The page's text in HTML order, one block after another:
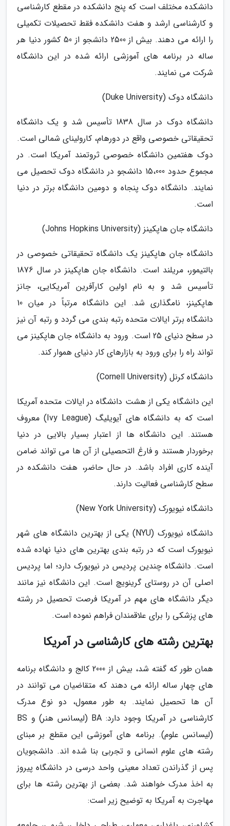
دانشکده مختلف است که پنج دانشکده در مقطع کارشناسی
و کارشناسی ارشد و هفت دانشکده فقط تحصیلات تکمیلی
را ارائه می دهند. بیش از 2500 دانشجو از 50 کشور دنیا هر
ساله در برنامه های آموزشی ارائه شده در این دانشگاه
شرکت می نمایند.
دانشگاه دوک (Duke University)
دانشگاه دوک در سال 1838 تأسیس شد و یک دانشگاه
تحقیقاتی خصوصی واقع در دورهام، کارولینای شمالی است.
دوک هفتمین دانشگاه خصوصی ثروتمند آمریکا است. در
مجموع حدود 15،000 دانشجو در دانشگاه دوک تحصیل می
نمایند. دانشگاه دوک پنجاه و دومین دانشگاه برتر در دنیا
است.
دانشگاه جان هاپکینز (Johns Hopkins University)
دانشگاه جان هاپکینز یک دانشگاه تحقیقاتی خصوصی در
بالتیمور، مریلند است. دانشگاه جان هاپکینز در سال 1876
تأسیس شد و به نام اولین کارآفرین آمریکایی، جانز
هاپکینز، نامگذاری شد. این دانشگاه مرتباً در میان 10
دانشگاه برتر ایالات متحده رتبه بندی می گردد و رتبه آن نیز
در سطح دنیای 25 است. ورود به دانشگاه جان هاپکینز می
تواند راه را برای ورود به بازارهای کار دنیای هموار کند.
دانشگاه کرنل (Cornell University)
این دانشگاه یکی از هشت دانشگاه در ایالات متحده آمریکا
است که به دانشگاه های آیویلیگ (Ivy League) معروف
هستند. این دانشگاه ها از اعتبار بسیار بالایی در دنیا
برخوردار هستند و فارغ التحصیلی از آن ها می تواند ضامن
آینده کاری افراد باشد. در حال حاضر، هفت دانشکده در
سطح کارشناسی فعالیت دارند.
دانشگاه نیویورک (New York University)
دانشگاه نیویورک (NYU) یکی از بهترین دانشگاه های شهر
نیویورک است که در رتبه بندی بهترین های دنیا نهاده شده
است. دانشگاه چندین پردیس در نیویورک دارد؛ اما پردیس
اصلی آن در روستای گرینویچ است. این دانشگاه نیز مانند
دیگر دانشگاه های مهم در آمریکا فرصت تحصیل در رشته
های پزشکی را برای علاقمندان فراهم نموده است.
بهترین رشته های کارشناسی در آمریکا
همان طور که گفته شد، بیش از 2000 کالج و دانشگاه برنامه
های چهار ساله ارائه می دهند که متقاضیان می توانند در
آن ها تحصیل نمایند. به طور معمول، دو نوع مدرک
کارشناسی در آمریکا وجود دارد: BA (لیسانس هنر) و BS
(لیسانس علوم). برنامه های آموزشی این مقطع بر مبنای
رشته های علوم انسانی و تجربی بنا شده اند. دانشجویان
پس از گذراندن تعداد معینی واحد درسی در دانشگاه پیروز
به اخذ مدرک خواهند شد. بعضی از بهترین رشته ها برای
مهاجرت به آمریکا به توضیح زیر است: